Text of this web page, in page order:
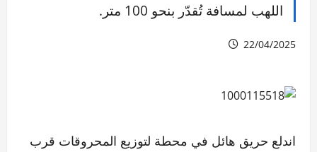
اللهب لمسافة تُقدّر بنحو 100 متر.
22/04/2025
اندلع حريق هائل في محطة لتوزيع المحروقات قرب